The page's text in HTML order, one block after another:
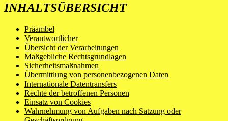
INHALTSÜBERSICHT
Präambel
Verantwortlicher
Übersicht der Verarbeitungen
Maßgebliche Rechtsgrundlagen
Sicherheitsmaßnahmen
Übermittlung von personenbezogenen Daten
Internationale Datentransfers
Rechte der betroffenen Personen
Einsatz von Cookies
Wahrnehmung von Aufgaben nach Satzung oder